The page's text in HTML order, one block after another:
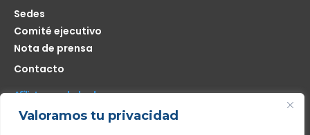
Valoramos tu privacidad
Sedes
Comité ejecutivo
Nota de prensa
Contacto
Afíliate seas de donde seas
Me interesa